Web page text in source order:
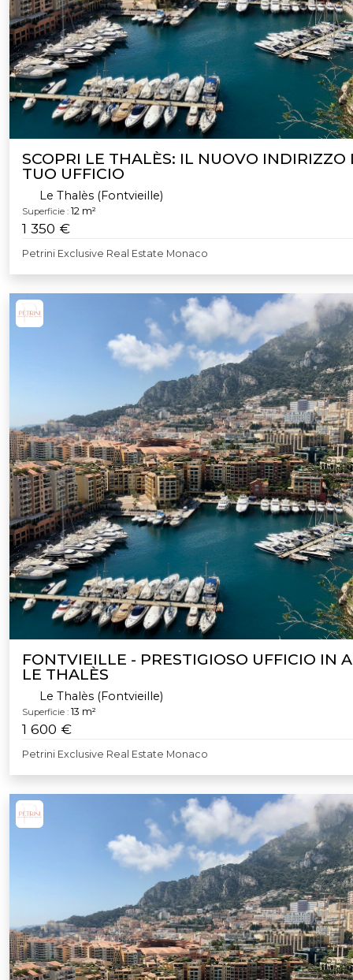
SCOPRI LE THALÈS: IL NUOVO INDIRIZZO
TUO UFFICIO
Le Thalès (Fontvieille)
Superficie : 12 m²
1 350 €
Petrini Exclusive Real Estate Monaco
FONTVIEILLE - PRESTIGIOSO UFFICIO IN
LE THALÈS
Le Thalès (Fontvieille)
Superficie : 13 m²
1 600 €
Petrini Exclusive Real Estate Monaco